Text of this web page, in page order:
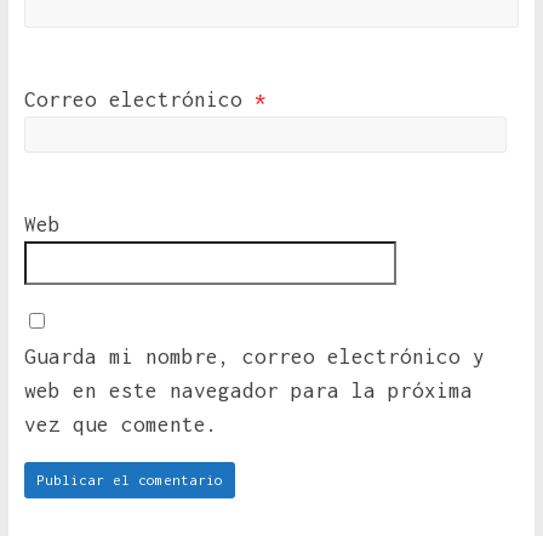
Correo electrónico *
Web
Guarda mi nombre, correo electrónico y
web en este navegador para la próxima
vez que comente.